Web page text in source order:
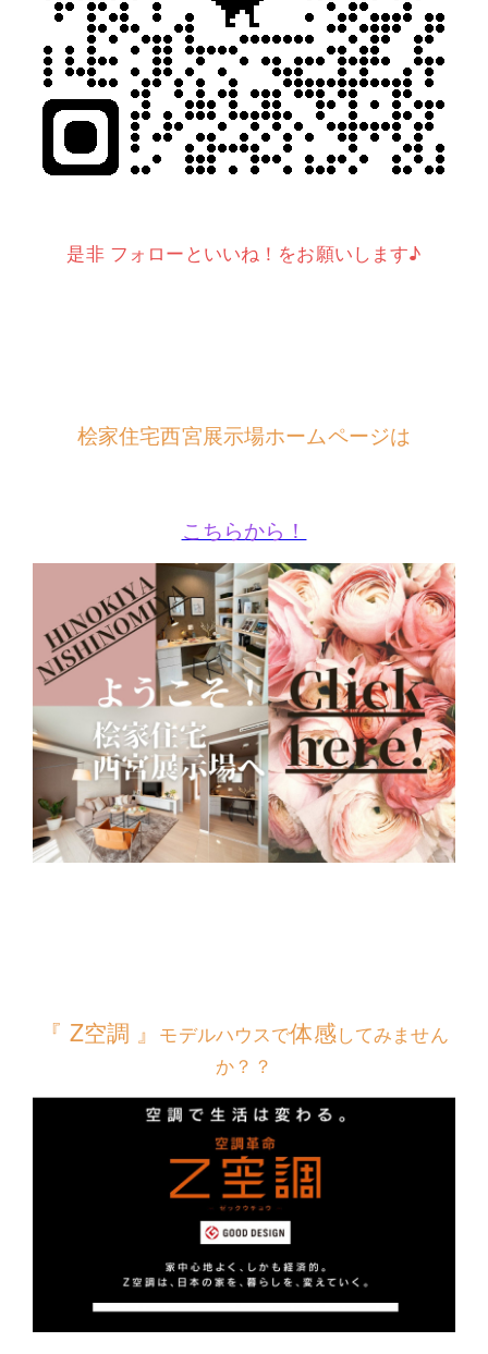
是非 フォローといいね！をお願いします♪
桧家住宅西宮展示場ホームページは
こちらから！
『 Z空調 』 モデルハウスで体感してみません
か？？